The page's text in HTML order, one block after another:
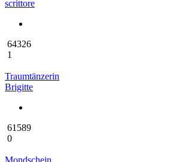
scrittore
64326
1
Traumtänzerin
Brigitte
61589
0